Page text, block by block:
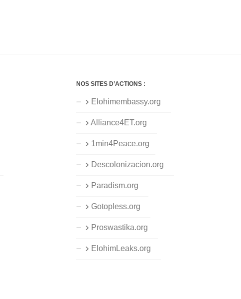
NOS SITES D’ACTIONS :
Elohimembassy.org
Alliance4ET.org
1min4Peace.org
Descolonizacion.org
Paradism.org
Gotopless.org
Proswastika.org
ElohimLeaks.org